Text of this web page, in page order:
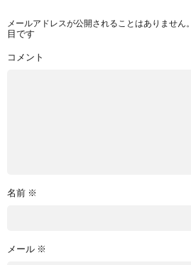
メールアドレスが公開されることはありません。
目です
コメント
名前 ※
メール ※